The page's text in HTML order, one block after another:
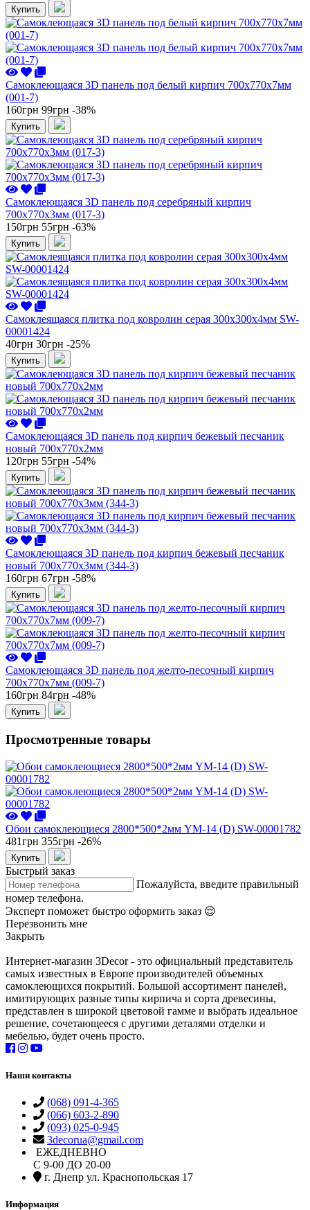
Купить
Самоклеющаяся 3D панель под белый кирпич 700x770x7мм
(001-7)
160грн 99грн -38%
Купить
Самоклеющаяся 3D панель под серебряный кирпич
700x770x3мм (017-3)
150грн 55грн -63%
Купить
Самоклеящаяся плитка под ковролин серая 300х300х4мм SW-
00001424
40грн 30грн -25%
Купить
Самоклеющаяся 3D панель под кирпич бежевый песчаник
новый 700x770x2мм
120грн 55грн -54%
Купить
Самоклеющаяся 3D панель под кирпич бежевый песчаник
новый 700x770x3мм (344-3)
160грн 67грн -58%
Купить
Самоклеющаяся 3D панель под желто-песочный кирпич
700x770x7мм (009-7)
160грн 84грн -48%
Купить
Просмотренные товары
Обои самоклеющиеся 2800*500*2мм YM-14 (D) SW-00001782
481грн 355грн -26%
Купить
Быстрый заказ
Пожалуйста, введите правильный
номер телефона.
Эксперт поможет быстро оформить заказ 😌
Перезвонить мне
Закрыть
Интернет-магазин 3Decor - это официальный представитель
самых известных в Европе производителей объемных
самоклеющихся покрытий. Большой ассортимент панелей,
имитирующих разные типы кирпича и сорта древесины,
представлен в широкой цветовой гамме и выбрать идеальное
решение, сочетающееся с другими деталями отделки и
мебелью, будет очень просто.
Наши контакты
(068) 091-4-365
(066) 603-2-890
(093) 025-0-945
3decorua@gmail.com
ЕЖЕДНЕВНО
С 9-00 ДО 20-00
г. Днепр ул. Краснопольская 17
Информация